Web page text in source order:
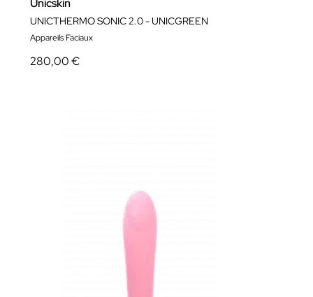
Unicskin
UNICTHERMO SONIC 2.0 - UNICGREEN
Appareils Faciaux
280,00 €